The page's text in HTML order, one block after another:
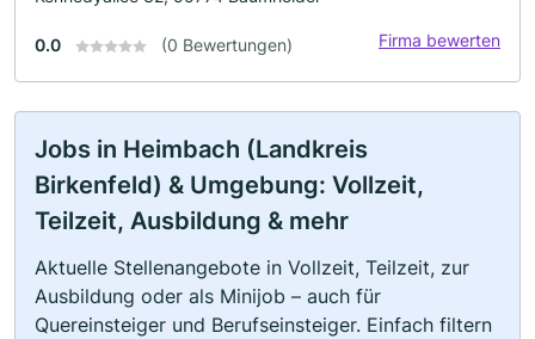
0.0 (0 Bewertungen) Firma bewerten
Jobs in Heimbach (Landkreis
Birkenfeld) & Umgebung: Vollzeit,
Teilzeit, Ausbildung & mehr
Aktuelle Stellenangebote in Vollzeit, Teilzeit, zur
Ausbildung oder als Minijob – auch für
Quereinsteiger und Berufseinsteiger. Einfach filtern